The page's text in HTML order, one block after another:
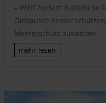
– WWF fordert: Natürliche
Oktopusse besser
Meeresschutz ausweiten
mehr lesen